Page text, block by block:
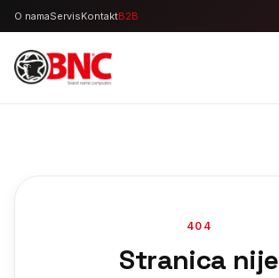
O namaServisKontaktB2B
404
Stranica nije